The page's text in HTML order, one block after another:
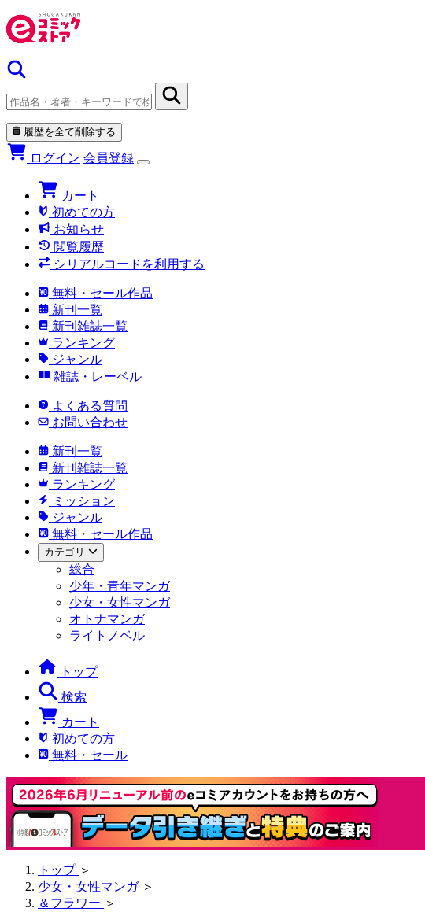
履歴を全て削除する
ログイン 会員登録
カート
初めての方
お知らせ
閲覧履歴
シリアルコードを利用する
無料・セール作品
新刊一覧
新刊雑誌一覧
ランキング
ジャンル
雑誌・レーベル
よくある質問
お問い合わせ
新刊一覧
新刊雑誌一覧
ランキング
ミッション
ジャンル
無料・セール作品
カテゴリ
総合
少年・青年マンガ
少女・女性マンガ
オトナマンガ
ライトノベル
トップ
検索
カート
初めての方
無料・セール
トップ ＞
少女・女性マンガ ＞
＆フラワー ＞